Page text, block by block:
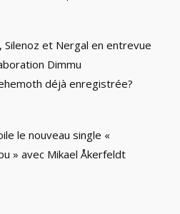
Silenoz et Nergal en entrevue
Dimmu
déjà enregistrée?
le nouveau single «
» avec Mikael Åkerfeldt